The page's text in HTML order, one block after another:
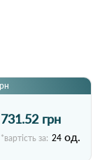
731.52 грн
*вартість за: 24 од.